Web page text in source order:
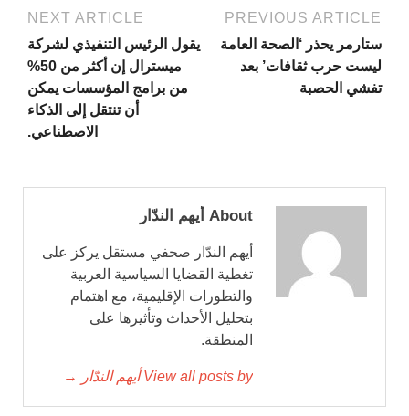
PREVIOUS ARTICLE
ستارمر يحذر ‘الصحة العامة
ليست حرب ثقافات’ بعد
تفشي الحصبة
NEXT ARTICLE
يقول الرئيس التنفيذي لشركة
ميسترال إن أكثر من 50%
من برامج المؤسسات يمكن
أن تنتقل إلى الذكاء
الاصطناعي.
About أيهم الندّار
أيهم الندّار صحفي مستقل يركز على
تغطية القضايا السياسية العربية
والتطورات الإقليمية، مع اهتمام
بتحليل الأحداث وتأثيرها على
المنطقة.
View all posts by أيهم الندّار →